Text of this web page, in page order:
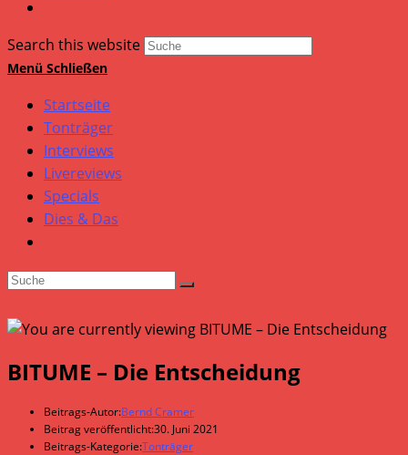
Search this website
Menü Schließen
Startseite
Tonträger
Interviews
Livereviews
Specials
Dies & Das
BITUME – Die Entscheidung
Beitrags-Autor:Bernd Cramer
Beitrag veröffentlicht:30. Juni 2021
Beitrags-Kategorie:Tonträger